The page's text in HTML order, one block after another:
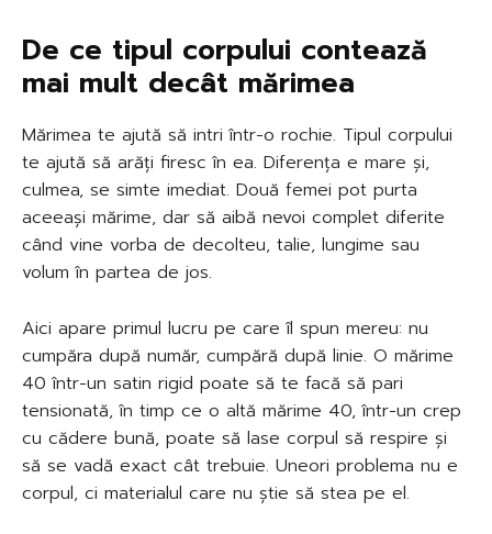
De ce tipul corpului contează
mai mult decât mărimea
Mărimea te ajută să intri într-o rochie. Tipul corpului
te ajută să arăți firesc în ea. Diferența e mare și,
culmea, se simte imediat. Două femei pot purta
aceeași mărime, dar să aibă nevoi complet diferite
când vine vorba de decolteu, talie, lungime sau
volum în partea de jos.
Aici apare primul lucru pe care îl spun mereu: nu
cumpăra după număr, cumpără după linie. O mărime
40 într-un satin rigid poate să te facă să pari
tensionată, în timp ce o altă mărime 40, într-un crep
cu cădere bună, poate să lase corpul să respire și
să se vadă exact cât trebuie. Uneori problema nu e
corpul, ci materialul care nu știe să stea pe el.